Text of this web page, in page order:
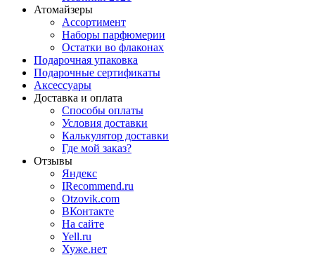
Атомайзеры
Ассортимент
Наборы парфюмерии
Остатки во флаконах
Подарочная упаковка
Подарочные сертификаты
Аксессуары
Доставка и оплата
Способы оплаты
Условия доставки
Калькулятор доставки
Где мой заказ?
Отзывы
Яндекс
IRecommend.ru
Otzovik.com
ВКонтакте
На сайте
Yell.ru
Хуже.нет